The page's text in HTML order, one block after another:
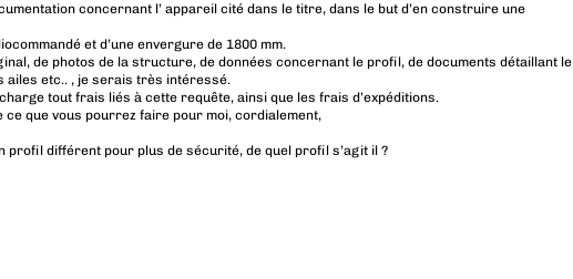
concernant l’ appareil cité dans le titre, dans le but d’en construire une
et d’une envergure de 1800 mm.
de photos de la structure, de données concernant le profil, de documents détaillant le
ailes etc.. , je serais très intéressé.
tout frais liés à cette requête, ainsi que les frais d’expéditions.
ce que vous pourrez faire pour moi, cordialement,
profil différent pour plus de sécurité, de quel profil s’agit il ?